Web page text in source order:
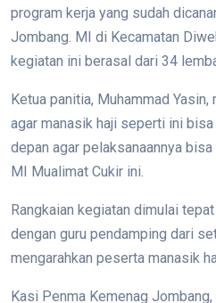
program kerja yang sudah
Jombang. MI di Kecamatan
kegiatan ini berasal dari 34
Ketua panitia, Muhammad Yasin,
agar manasik haji seperti ini
depan agar pelaksanaannya
MI Mualimat Cukir ini.
Rangkaian kegiatan dimulai
dengan guru pendamping dari
mengarahkan peserta manasik
Kasi Penma Kemenag